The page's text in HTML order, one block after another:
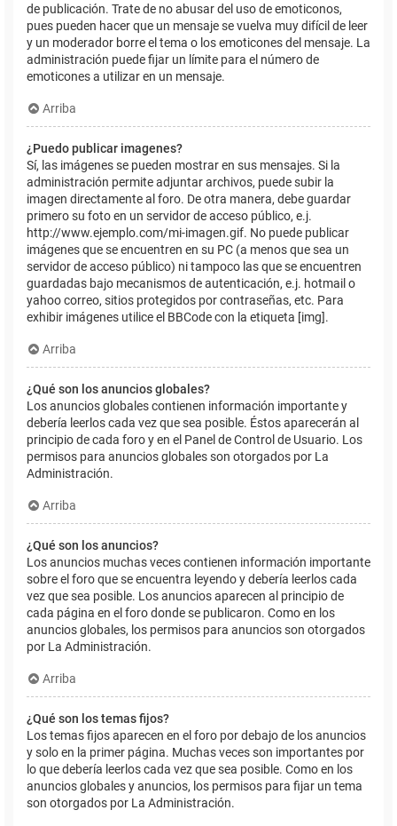
de publicación. Trate de no abusar del uso de emoticonos,
pues pueden hacer que un mensaje se vuelva muy difícil de leer
y un moderador borre el tema o los emoticones del mensaje. La
administración puede fijar un límite para el número de
emoticones a utilizar en un mensaje.
Arriba
¿Puedo publicar imagenes?
Sí, las imágenes se pueden mostrar en sus mensajes. Si la
administración permite adjuntar archivos, puede subir la
imagen directamente al foro. De otra manera, debe guardar
primero su foto en un servidor de acceso público, e.j.
http://www.ejemplo.com/mi-imagen.gif. No puede publicar
imágenes que se encuentren en su PC (a menos que sea un
servidor de acceso público) ni tampoco las que se encuentren
guardadas bajo mecanismos de autenticación, e.j. hotmail o
yahoo correo, sitios protegidos por contraseñas, etc. Para
exhibir imágenes utilice el BBCode con la etiqueta [img].
Arriba
¿Qué son los anuncios globales?
Los anuncios globales contienen información importante y
debería leerlos cada vez que sea posible. Éstos aparecerán al
principio de cada foro y en el Panel de Control de Usuario. Los
permisos para anuncios globales son otorgados por La
Administración.
Arriba
¿Qué son los anuncios?
Los anuncios muchas veces contienen información importante
sobre el foro que se encuentra leyendo y debería leerlos cada
vez que sea posible. Los anuncios aparecen al principio de
cada página en el foro donde se publicaron. Como en los
anuncios globales, los permisos para anuncios son otorgados
por La Administración.
Arriba
¿Qué son los temas fijos?
Los temas fijos aparecen en el foro por debajo de los anuncios
y solo en la primer página. Muchas veces son importantes por
lo que debería leerlos cada vez que sea posible. Como en los
anuncios globales y anuncios, los permisos para fijar un tema
son otorgados por La Administración.